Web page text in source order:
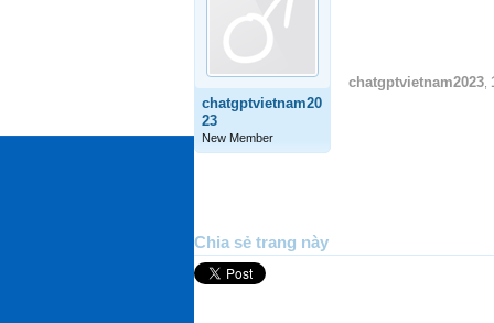
chatgptvietnam20
23
New Member
chatgptvietnam2023
Chia sẻ trang này